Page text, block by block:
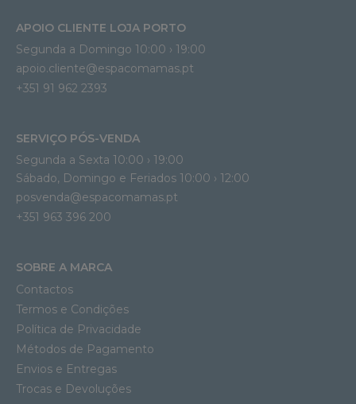
APOIO CLIENTE LOJA PORTO
Segunda a Domingo 10:00 › 19:00
apoio.cliente@espacomamas.pt
+351 91 962 2393
SERVIÇO PÓS-VENDA
Segunda a Sexta 10:00 › 19:00
Sábado, Domingo e Feriados 10:00 › 12:00
posvenda@espacomamas.pt
+351 963 396 200
SOBRE A MARCA
Contactos
Termos e Condições
Política de Privacidade
Métodos de Pagamento
Envios e Entregas
Trocas e Devoluções